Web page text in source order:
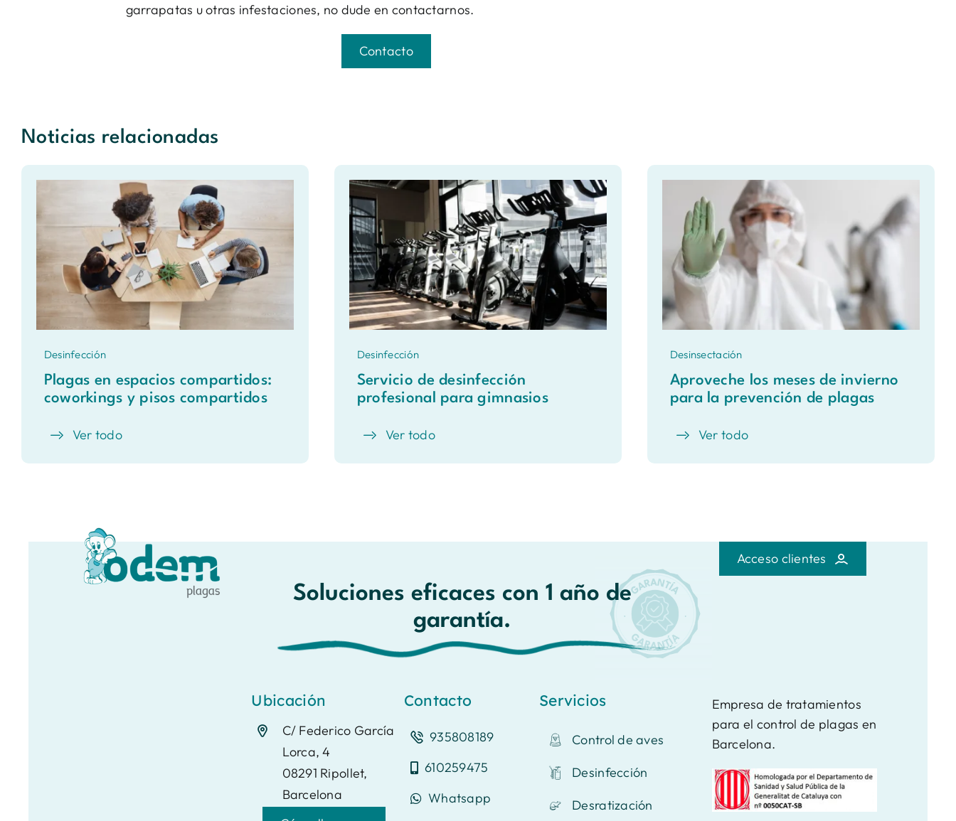
garrapatas u otras infestaciones, no dude en contactarnos.
Contacto
Noticias relacionadas
Desinfección
Plagas en espacios compartidos:
coworkings y pisos compartidos
Ver todo
Desinfección
Servicio de desinfección
profesional para gimnasios
Ver todo
Desinsectación
Aproveche los meses de invierno
para la prevención de plagas
Ver todo
Soluciones eficaces con 1 año de
garantía.
Acceso clientes
Ubicación
C/ Federico García
Lorca, 4
08291 Ripollet,
Barcelona
Contacto
935808189
610259475
Whatsapp
Servicios
Control de aves
Desinfección
Desratización
Empresa de tratamientos
para el control de plagas en
Barcelona.